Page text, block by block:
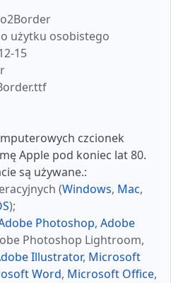
użytku osobistego
15
czcionek
Apple pod koniec lat 80.
są używane.:
(Windows, Mac,
);
Photoshop, Adobe
Photoshop Lightroom,
Illustrator, Microsoft
Word, Microsoft Office,